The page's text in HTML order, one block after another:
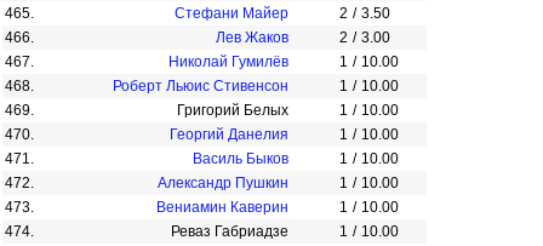
465.
Стефани Майер 2 / 3.50
466.
Лев Жаков 2 / 3.00
467.
Николай Гумилёв 1 / 10.00
468.
Роберт Льюис Стивенсон 1 / 10.00
469.
Григорий Белых 1 / 10.00
470.
Георгий Данелия 1 / 10.00
471.
Василь Быков 1 / 10.00
472.
Александр Пушкин 1 / 10.00
473.
Вениамин Каверин 1 / 10.00
474.
Реваз Габриадзе 1 / 10.00